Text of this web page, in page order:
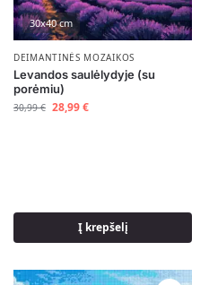
30x40 cm
DEIMANTINĖS MOZAIKOS
Levandos saulėlydyje (su
porėmiu)
30,99€ 28,99€
Į krepšelį